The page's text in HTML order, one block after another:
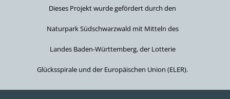
Dieses Projekt wurde gefördert durch den
Naturpark Südschwarzwald mit Mitteln des
Landes Baden-Württemberg, der Lotterie
Glücksspirale und der Europäischen Union (ELER).